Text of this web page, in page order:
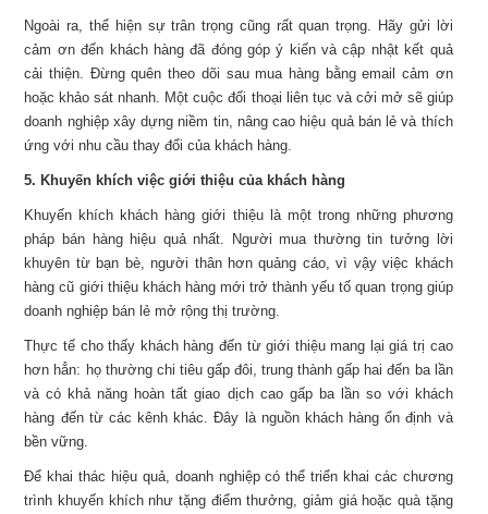
Ngoài ra, thể hiện sự trân trọng cũng rất quan trọng. Hãy gửi lời
cảm ơn đến khách hàng đã đóng góp ý kiến và cập nhật kết quả
cải thiện. Đừng quên theo dõi sau mua hàng bằng email cảm ơn
hoặc khảo sát nhanh. Một cuộc đối thoại liên tục và cởi mở sẽ giúp
doanh nghiệp xây dựng niềm tin, nâng cao hiệu quả bán lẻ và thích
ứng với nhu cầu thay đổi của khách hàng.
5. Khuyến khích việc giới thiệu của khách hàng
Khuyến khích khách hàng giới thiệu là một trong những phương
pháp bán hàng hiệu quả nhất. Người mua thường tin tưởng lời
khuyên từ bạn bè, người thân hơn quảng cáo, vì vậy việc khách
hàng cũ giới thiệu khách hàng mới trở thành yếu tố quan trọng giúp
doanh nghiệp bán lẻ mở rộng thị trường.
Thực tế cho thấy khách hàng đến từ giới thiệu mang lại giá trị cao
hơn hẳn: họ thường chi tiêu gấp đôi, trung thành gấp hai đến ba lần
và có khả năng hoàn tất giao dịch cao gấp ba lần so với khách
hàng đến từ các kênh khác. Đây là nguồn khách hàng ổn định và
bền vững.
Để khai thác hiệu quả, doanh nghiệp có thể triển khai các chương
trình khuyến khích như tặng điểm thưởng, giảm giá hoặc quà tặng